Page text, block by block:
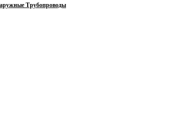
Трубопроводы